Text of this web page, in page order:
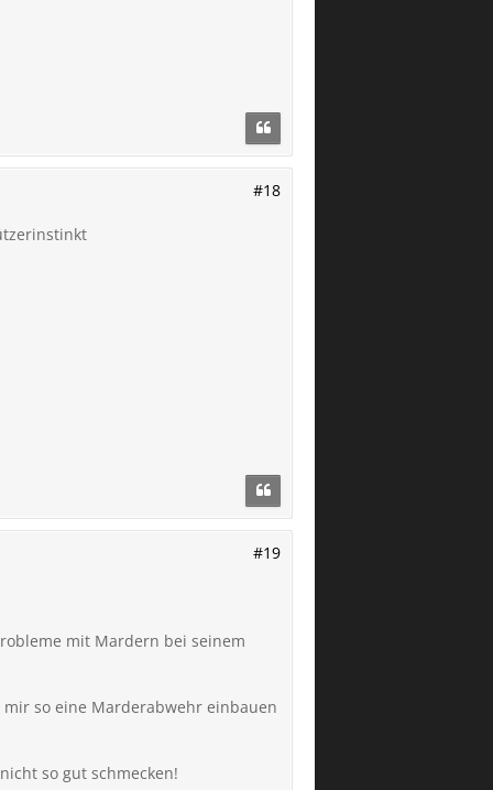
#18
#19
mit Mardern bei seinem
so eine Marderabwehr einbauen
so gut schmecken!